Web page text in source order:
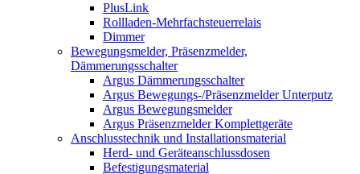
PlusLink
Rollladen-Mehrfachsteuerrelais
Dimmer
Bewegungsmelder, Präsenzmelder,
Dämmerungsschalter
Argus Dämmerungsschalter
Argus Bewegungs-/Präsenzmelder Unterputz
Argus Bewegungsmelder
Argus Präsenzmelder Komplettgeräte
Anschlusstechnik und Installationsmaterial
Herd- und Geräteanschlussdosen
Befestigungsmaterial